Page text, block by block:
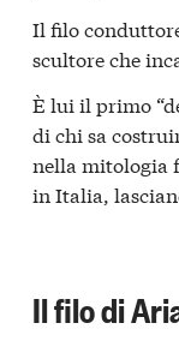
Il filo
scultore che
È lui il primo
di chi sa
nella mitologia
in Italia,
Il filo di